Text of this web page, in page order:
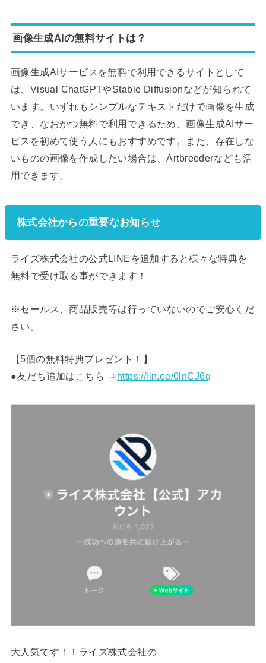
画像生成AIの無料サイトは？
画像生成AIサービスを無料で利用できるサイトとして
は、Visual ChatGPTやStable Diffusionなどが知られて
います。いずれもシンプルなテキストだけで画像を生成
でき、なおかつ無料で利用できるため、画像生成AIサー
ビスを初めて使う人にもおすすめです。また、存在しな
いものの画像を作成したい場合は、Artbreederなども活
用できます。
株式会社からの重要なお知らせ
ライズ株式会社の公式LINEを追加すると様々な特典を
無料で受け取る事ができます！
※セールス、商品販売等は行っていないのでご安心くだ
さい。
【5個の無料特典プレゼント！】
●友だち追加はこちら ⇒https://lin.ee/0lnCJ6q
大人気です！！ライズ株式会社の